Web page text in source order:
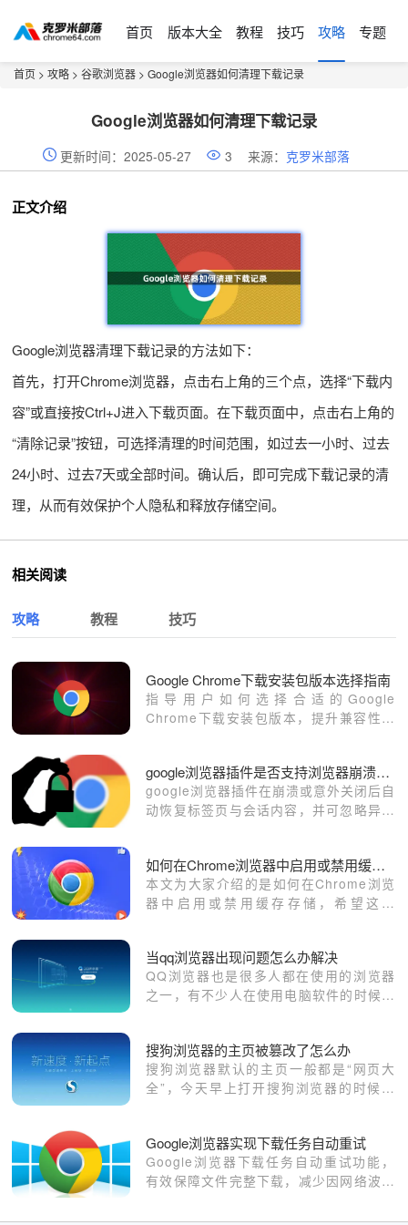
首页 版本大全 教程 技巧 攻略 专题
首页 > 攻略 > 谷歌浏览器 > Google浏览器如何清理下载记录
Google浏览器如何清理下载记录
更新时间：2025-05-27 3 来源： 克罗米部落
正文介绍
Google浏览器清理下载记录的方法如下：
首先，打开Chrome浏览器，点击右上角的三个点，选择“下载内
容”或直接按Ctrl+J进入下载页面。在下载页面中，点击右上角的
“清除记录”按钮，可选择清理的时间范围，如过去一小时、过去
24小时、过去7天或全部时间。确认后，即可完成下载记录的清
理，从而有效保护个人隐私和释放存储空间。
相关阅读
攻略 教程 技巧
Google Chrome下载安装包版本选择指南
指导用户如何选择合适的Google
Chrome下载安装包版本，提升兼容性和
google浏览器插件是否支持浏览器崩溃自动恢复
google浏览器插件在崩溃或意外关闭后自
动恢复标签页与会话内容，并可忽略异常
如何在Chrome浏览器中启用或禁用缓存存储
本文为大家介绍的是如何在Chrome浏览
器中启用或禁用缓存存储，希望这份
当qq浏览器出现问题怎么办解决
QQ浏览器也是很多人都在使用的浏览器
之一，有不少人在使用电脑软件的时候都
烦，如网页打开缓慢、显示错乱等问题。
搜狗浏览器的主页被篡改了怎么办
搜狗浏览器默认的主页一般都是“网页大
全”，今天早上打开搜狗浏览器的时候，
惯，所以就想着得把这主页换回来呀。
Google浏览器实现下载任务自动重试
Google浏览器下载任务自动重试功能，
有效保障文件完整下载，减少因网络波动